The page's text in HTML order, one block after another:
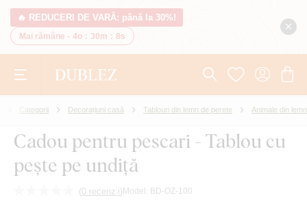
🔥 REDUCERI DE VARĂ: până la 30%!
Mai rămâne - 4o : 30m : 7s
Categorii Decorațiuni casă Tablouri din lemn de perete Animale din lemn
Cadou pentru pescari - Tablou cu
pește pe undiță
(0 recenzii) Model: BD-OZ-100